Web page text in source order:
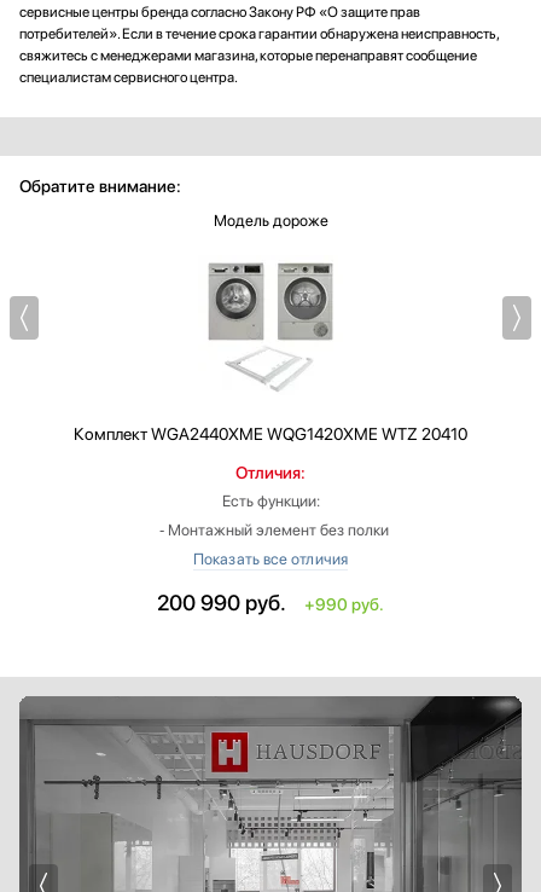
сервисные центры бренда согласно Закону РФ «О защите прав
потребителей». Если в течение срока гарантии обнаружена неисправность,
свяжитесь с менеджерами магазина, которые перенаправят сообщение
специалистам сервисного центра.
Обратите внимание:
Модель дороже
КомплектWGA2440XME WQG1420XME WTZ 20410
Отличия:
Есть функции:
‐ Монтажный элемент без полки
Цвет корпуса: Серый
Максимальная загрузка стиральной машины: больше на 1 кг
Глубина сушильной машины: меньше на 4.1 см
200 990 руб. +990 руб.